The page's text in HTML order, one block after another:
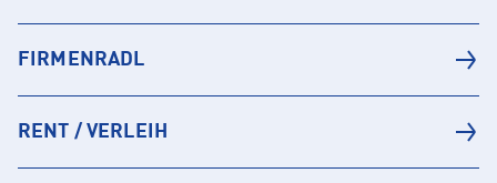
FIRMENRADL
RENT / VERLEIH